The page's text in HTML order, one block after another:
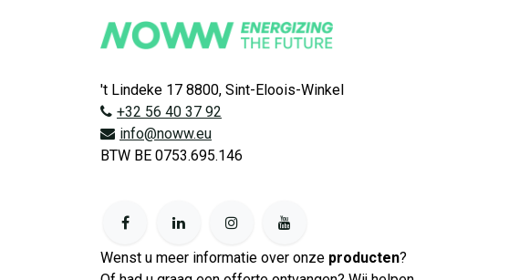
't Lindeke 17 8800, Sint-Eloois-Winkel
+32 56 40 37 92
info@noww.eu
BTW BE 0753.695.146
Wenst u meer informatie over onze producten?